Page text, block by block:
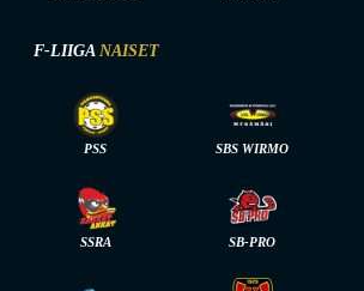
F-LIIGA NAISET
PSS SBS WIRMO
SSRA SB-PRO